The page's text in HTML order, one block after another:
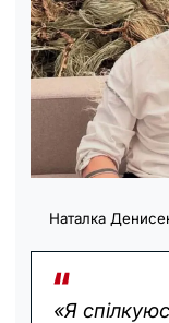
Наталка
«Я